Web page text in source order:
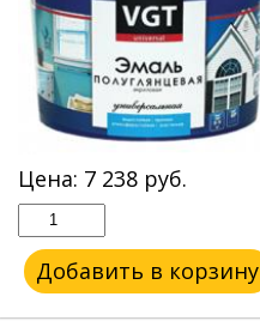
Цена: 7 238 руб.
Добавить в корзину